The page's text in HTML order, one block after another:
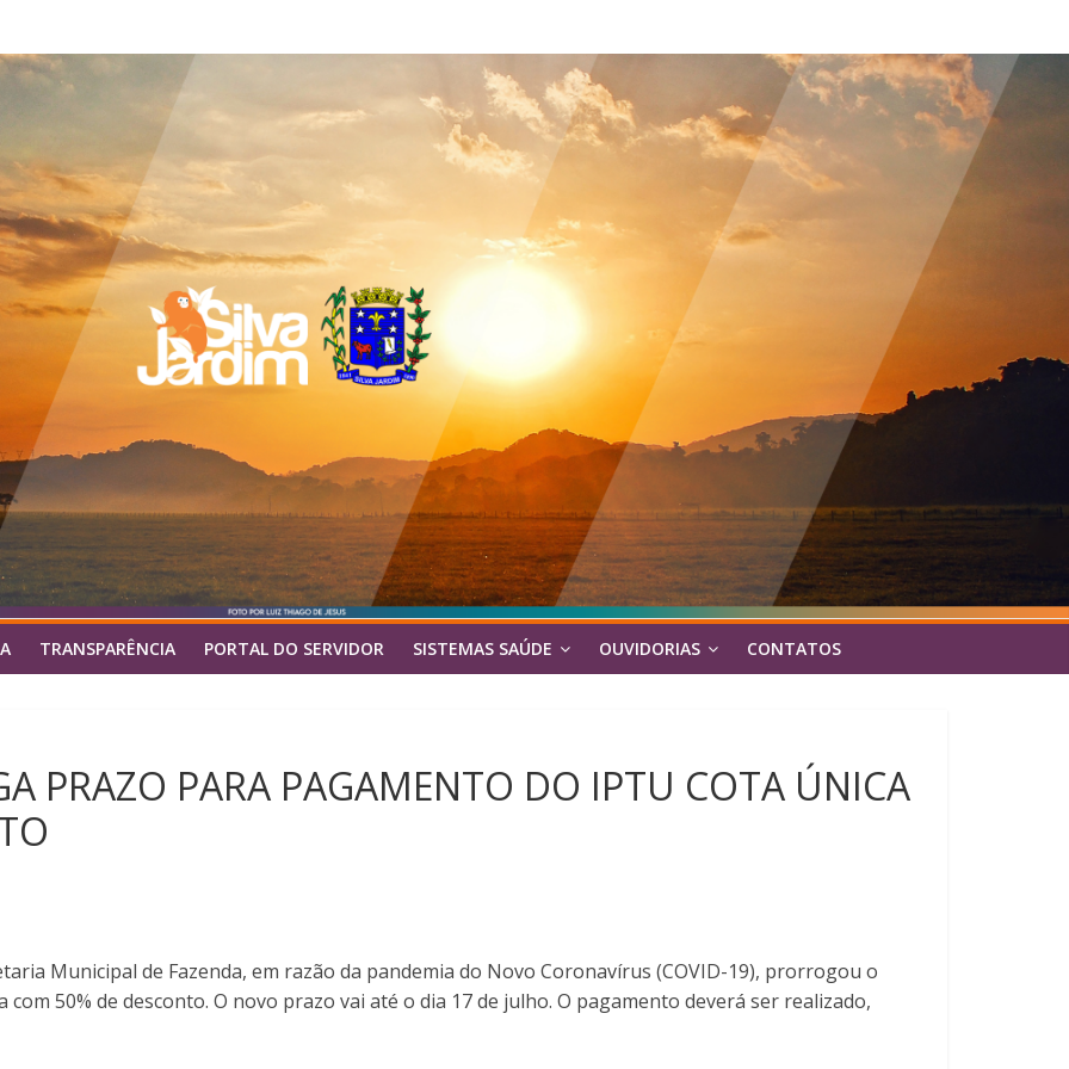
TRANSPARÊNCIA PORTAL DO SERVIDOR SISTEMAS SAÚDE OUVIDORIAS CONTATOS
PRAZO PARA PAGAMENTO DO IPTU COTA ÚNICA
Municipal de Fazenda, em razão da pandemia do Novo Coronavírus (COVID-19), prorrogou o
50% de desconto. O novo prazo vai até o dia 17 de julho. O pagamento deverá ser realizado,